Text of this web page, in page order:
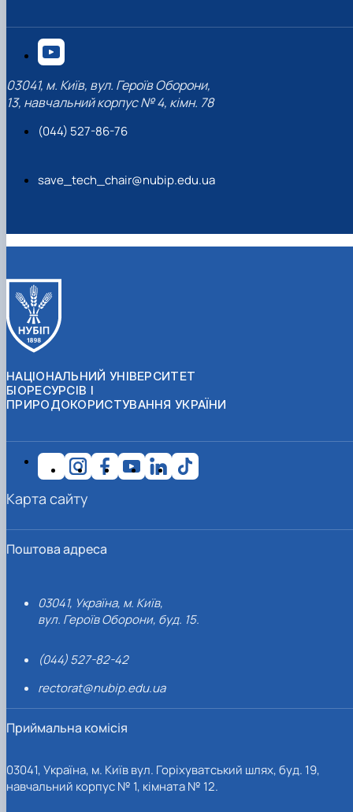
03041, м. Київ, вул. Героїв Оборони,
13, навчальний корпус № 4, кімн. 78
(044) 527-86-76
save_tech_chair@nubip.edu.ua
НАЦІОНАЛЬНИЙ УНІВЕРСИТЕТ
БІОРЕСУРСІВ І
ПРИРОДОКОРИСТУВАННЯ УКРАЇНИ
Поштова адреса
03041, Україна, м. Київ,
вул. Героїв Оборони, буд. 15.
(044) 527-82-42
rectorat@nubip.edu.ua
Приймальна комісія
03041, Україна, м. Київ вул. Горіхуватський шлях, буд. 19,
навчальний корпус № 1, кімната № 12.
Карта сайту